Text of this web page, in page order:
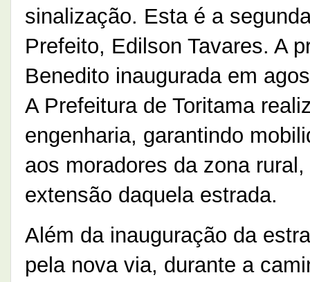
sinalização. Esta é a
Prefeito, Edilson Tavares. A
Benedito inaugurada em
A Prefeitura de Toritama
engenharia, garantindo
aos moradores da zona
extensão daquela estrada.
Além da inauguração da
pela nova via, durante a